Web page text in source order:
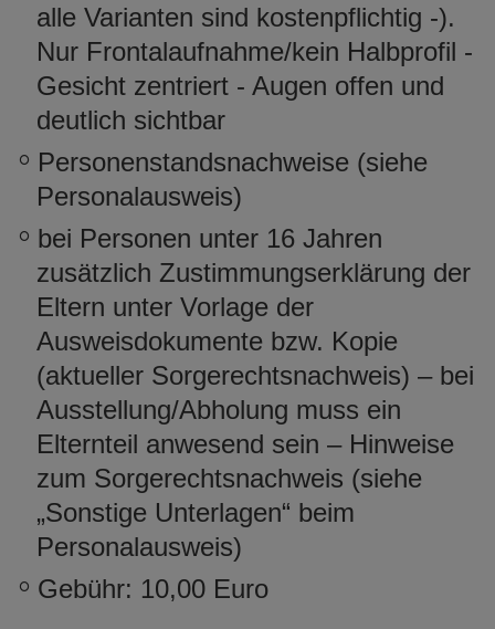
alle Varianten sind kostenpflichtig -).
Nur Frontalaufnahme/kein Halbprofil -
Gesicht zentriert - Augen offen und
deutlich sichtbar
Personenstandsnachweise (siehe
Personalausweis)
bei Personen unter 16 Jahren
zusätzlich Zustimmungserklärung der
Eltern unter Vorlage der
Ausweisdokumente bzw. Kopie
(aktueller Sorgerechtsnachweis) – bei
Ausstellung/Abholung muss ein
Elternteil anwesend sein – Hinweise
zum Sorgerechtsnachweis (siehe
„Sonstige Unterlagen“ beim
Personalausweis)
Gebühr: 10,00 Euro